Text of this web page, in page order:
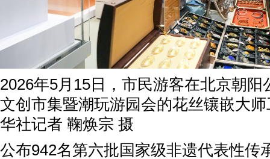
2026年5月15日，市民游客在北京朝阳
文创市集暨潮玩游园会的花丝镶嵌大
华社记者 鞠焕宗 摄
公布942名第六批国家级非遗代表性传